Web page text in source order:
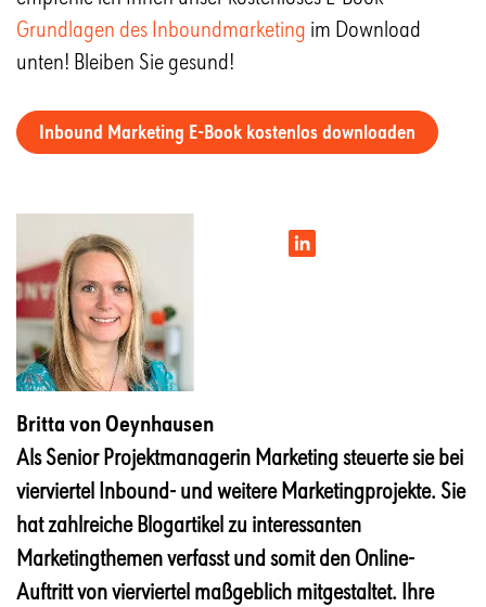
Grundlagen des Inboundmarketing im Download
unten! Bleiben Sie gesund!
Inbound Marketing E-Book kostenlos downloaden
Britta von Oeynhausen
Als Senior Projektmanagerin Marketing steuerte sie bei
vierviertel Inbound- und weitere Marketingprojekte. Sie
hat zahlreiche Blogartikel zu interessanten
Marketingthemen verfasst und somit den Online-
Auftritt von vierviertel maßgeblich mitgestaltet. Ihre